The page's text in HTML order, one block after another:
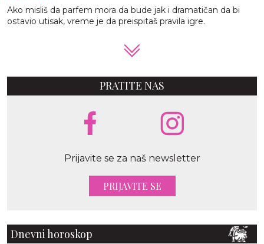
Ako misliš da parfem mora da bude jak i dramatičan da bi
ostavio utisak, vreme je da preispitaš pravila igre.
PRATITE NAS
Prijavite se za naš newsletter
PRIJAVITE SE
Dnevni horoskop